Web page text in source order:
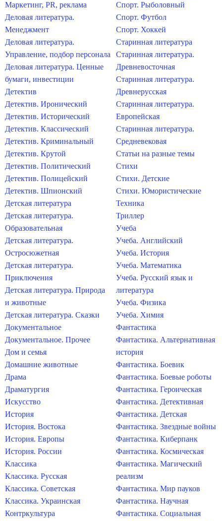
Маркетинг, PR, реклама
Деловая литература.
Менеджмент
Деловая литература.
Управление, подбор персонала
Деловая литература. Ценные
бумаги, инвестиции
Детектив
Детектив. Иронический
Детектив. Исторический
Детектив. Классический
Детектив. Криминальный
Детектив. Крутой
Детектив. Политический
Детектив. Полицейский
Детектив. Шпионский
Детская литература
Детская литература.
Образовательная
Детская литература.
Остросюжетная
Детская литература.
Приключения
Детская литература. Природа
и животные
Детская литература. Сказки
Документальное
Документальное. Прочее
Дом и семья
Домашние животные
Драма
Драматургия
Искусство
История
История. Востока
История. Европы
История. России
Классика
Классика. Русская
Классика. Советская
Классика. Украинская
Контркультура
Спорт. Рыболовный
Спорт. Футбол
Спорт. Хоккей
Старинная литература
Старинная литература.
Древневосточная
Старинная литература.
Древнерусская
Старинная литература.
Европейская
Старинная литература.
Средневековая
Статьи на разные темы
Стихи
Стихи. Детские
Стихи. Юмористические
Техника
Триллер
Учеба
Учеба. Английский
Учеба. История
Учеба. Математика
Учеба. Русский язык и
литература
Учеба. Физика
Учеба. Химия
Фантастика
Фантастика. Альтернативная
история
Фантастика. Боевик
Фантастика. Боевые роботы
Фантастика. Героическая
Фантастика. Детективная
Фантастика. Детская
Фантастика. Звездные войны
Фантастика. Киберпанк
Фантастика. Космическая
Фантастика. Магический
реализм
Фантастика. Мир пауков
Фантастика. Научная
Фантастика. Социальная